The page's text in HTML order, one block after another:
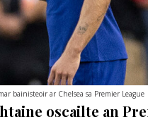
bainisteoir ar Chelsea sa Premier League
oscailte an